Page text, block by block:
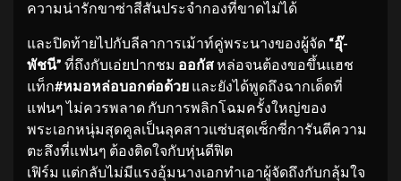
ความน่ารักขาซ่าสีสันประจำกองที่ขาดไม่ได้
และปิดท้ายไปกับลีลาการเม้าท์คู่พระนางของผู้จัด “อุ๊-
พัชนี” ที่ถึงกับเอ่ยปากชม ออกัสหล่อจนต้องขอขึ้นแฮช
แท็ก#หมอหล่อบอกต่อด้วย และยังได้พูดถึงฉากเด็ดที่
แฟนๆ ไม่ควรพลาด กับการพลิกโฉมครั้งใหญ่ของ
พระเอกหนุ่มสุดคูลเป็นลุคสาวแซ่บสุดเซ็กซี่การันตีความ
ตะลึงที่แฟนๆ ต้องติดใจกับหุ่นดีฟิต
เฟิร์ม แต่กลับไม่มีแรงอุ้มนางเอกทำเอาผู้จัดถึงกับกลุ้มใจ